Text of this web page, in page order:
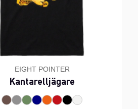
EIGHT POINTER
Kantarelljägare